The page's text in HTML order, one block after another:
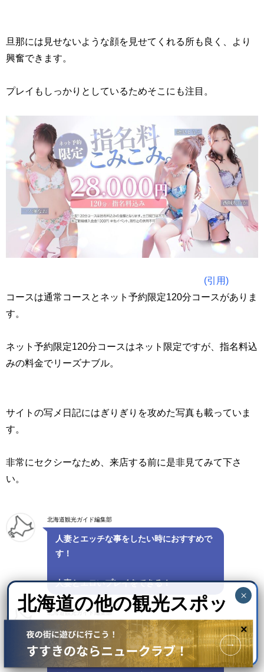
旦那には見せないような顔を見せてくれる所も良く、より
興奮できます。
プレイもしっかりとしているためそこにも注目。
(引用)
コースは通常コースとネット予約限定120分コースがありま
す。
ネット予約限定120分コースはネット限定ですが、指名料込
みの料金でリーズナブル。
サイトの写メ日記にはぎりぎりを攻めた写真も載っていま
す。
非常にセクシーなため、来店する前に是非見てみて下さ
い。
北海道観光ガイド編集部
人妻とエッチな事をしたい時におすすめで
す！
人妻とエロいプレイをできる！
北海道観光ガイド編集部
人妻を身体をいっぱい楽しめて最高でし
た！
北海道の他の観光スポッ
ト💕の一覧
はこちらから！